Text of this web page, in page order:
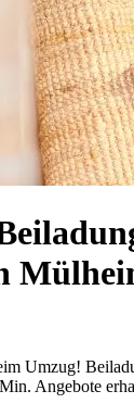
Umzug!
Angebote